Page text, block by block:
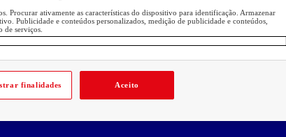
Procurar ativamente as características do dispositivo para identificação. Armazenar
Publicidade e conteúdos personalizados, medição de publicidade e conteúdos,
de serviços.
finalidades Aceito